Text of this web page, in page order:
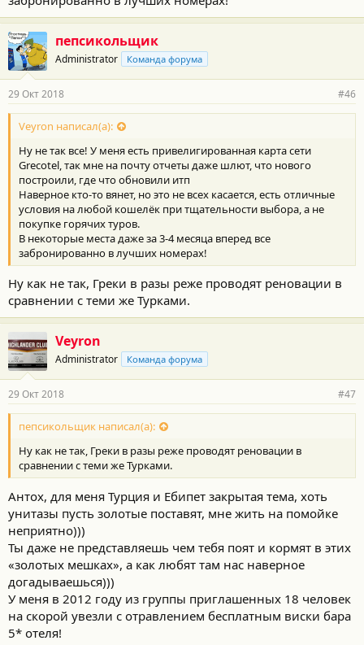
пепсикольщик
Administrator Команда форума
29 Окт 2018 #46
Veyron написал(а):
Ну не так все! У меня есть привелигированная карта сети
Grecotel, так мне на почту отчеты даже шлют, что нового
построили, где что обновили итп
Наверное кто-то вянет, но это не всех касается, есть отличные
условия на любой кошелёк при тщательности выбора, а не
покупке горячих туров.
В некоторые места даже за 3-4 месяца вперед все
забронированно в лучших номерах!
Ну как не так, Греки в разы реже проводят реновации в
сравнении с теми же Турками.
Veyron
Administrator Команда форума
29 Окт 2018 #47
пепсикольщик написал(а):
Ну как не так, Греки в разы реже проводят реновации в
сравнении с теми же Турками.
Антох, для меня Турция и Ебипет закрытая тема, хоть
унитазы пусть золотые поставят, мне жить на помойке
неприятно)))
Ты даже не представляешь чем тебя поят и кормят в этих
«золотых мешках», а как любят там нас наверное
догадываешься)))
У меня в 2012 году из группы приглашенных 18 человек
на скорой увезли с отравлением бесплатным виски бара
5* отеля!